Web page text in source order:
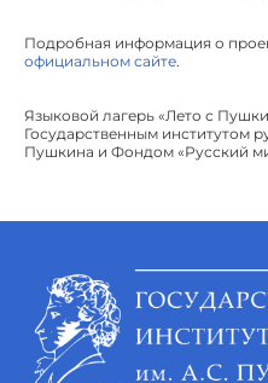
Подробная информация о
официальном сайте.
Языковой лагерь «Лето с
Государственным институтом
Пушкина и Фондом «Русский